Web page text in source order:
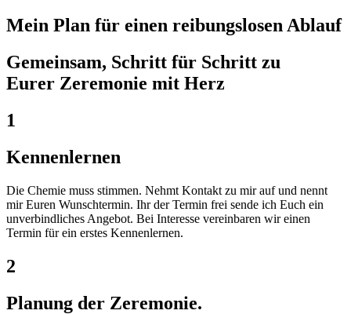
Mein Plan für einen reibungslosen Ablauf
Gemeinsam, Schritt für Schritt zu
Eurer Zeremonie mit Herz
1
Kennenlernen
Die Chemie muss stimmen. Nehmt Kontakt zu mir auf und nennt
mir Euren Wunschtermin. Ihr der Termin frei sende ich Euch ein
unverbindliches Angebot. Bei Interesse vereinbaren wir einen
Termin für ein erstes Kennenlernen.
2
Planung der Zeremonie.